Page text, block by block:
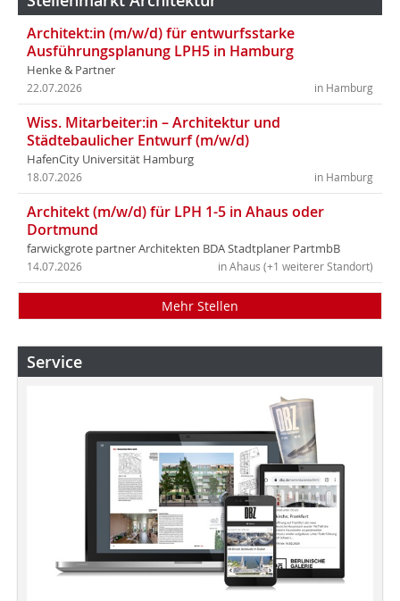
Architekt:in (m/w/d) für entwurfsstarke
Ausführungsplanung LPH5 in Hamburg
Henke & Partner
in Hamburg
22.07.2026
Wiss. Mitarbeiter:in – Architektur und
Städtebaulicher Entwurf (m/w/d)
HafenCity Universität Hamburg
in Hamburg
18.07.2026
Architekt (m/w/d) für LPH 1-5 in Ahaus oder
Dortmund
farwickgrote partner Architekten BDA Stadtplaner PartmbB
in Ahaus (+1 weiterer Standort)
14.07.2026
Mehr Stellen
Service